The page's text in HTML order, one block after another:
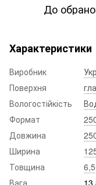
До
Характеристики
Виробник
Поверхня
Вологостійкість
Формат
Довжина
Ширина
Товщина
6,5
Вага